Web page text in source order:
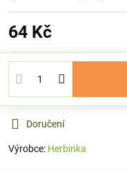
64 Kč
Doručení
Výrobce: Herbinka